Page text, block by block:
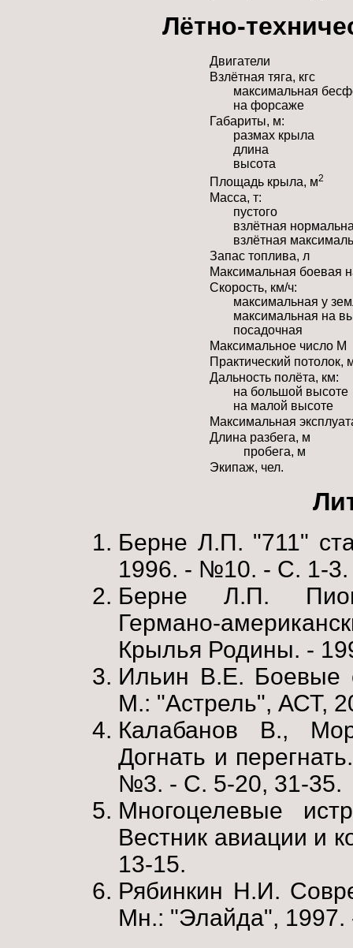
Лётно-
Двигатели
Взлётная тяга, кгс
максимальная
на форсаже
Габариты, м:
размах крыла
длина
высота
Площадь крыла, м2
Масса, т:
пустого
взлётная
взлётная
Запас топлива, л
Максимальная боевая
Скорость, км/ч:
максимальная у
максимальная на
посадочная
Максимальное число М
Практический потолок,
Дальность полёта, км:
на большой высоте
на малой высоте
Максимальная
Длина разбега, м
пробега, м
Экипаж, чел.
Берне Л.П. "711"
1996. - №10. - С. 1-3.
Берне Л.П.
Германо-
Крылья Родины. -
Ильин В.Е. Боевые
М.: "Астрель", АСТ,
Калабанов В.,
Догнать и
№3. - С. 5-20, 31-35.
Многоцелевые
Вестник авиации и
13-15.
Рябинкин Н.И.
Мн.: "Элайда", 1997.